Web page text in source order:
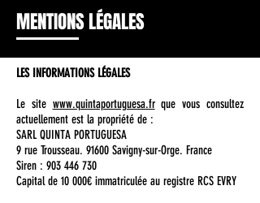
MENTIONS LÉGALES
LES INFORMATIONS LÉGALES
Le site www.quintaportuguesa.frque vous consultez
actuellement est la propriété de :
SARL QUINTA PORTUGUESA
9 rue Trousseau. 91600 Savigny-sur-Orge. France
Siren : 903 446 730
Capital de 10 000€ immatriculée au registre RCS EVRY